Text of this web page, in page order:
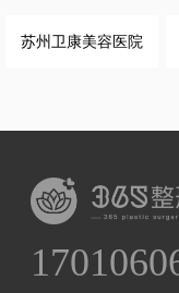
苏州卫康美容医院